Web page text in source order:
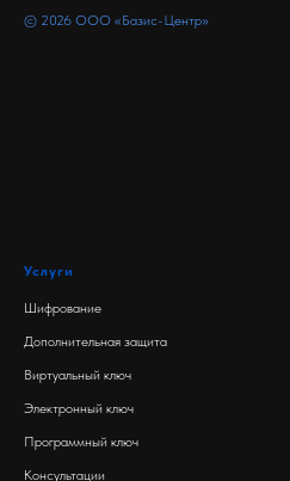
© 2026 ООО «Базис-Центр»
Услуги
Шифрование
Дополнительная защита
Виртуальный ключ
Электронный ключ
Программный ключ
Консультации